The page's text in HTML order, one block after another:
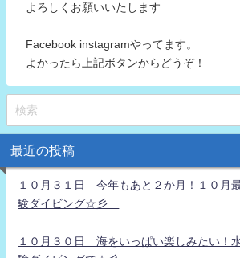
よろしくお願いいたします
Facebook instagramやってます。
よかったら上記ボタンからどうぞ！
最近の投稿
１０月３１日 今年もあと２か月！１０月
験ダイビング☆彡
１０月３０日 海をいっぱい楽しみたい！